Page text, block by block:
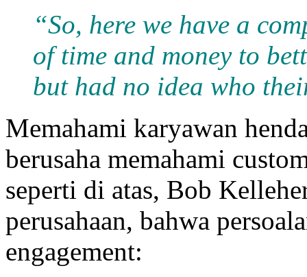
“So, here we have a
of time and money to
but had no idea who
Memahami karyawan
berusaha memahami
seperti di atas, Bob
perusahaan, bahwa
engagement: